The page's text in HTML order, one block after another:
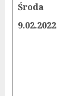
Środa
9.02.2022